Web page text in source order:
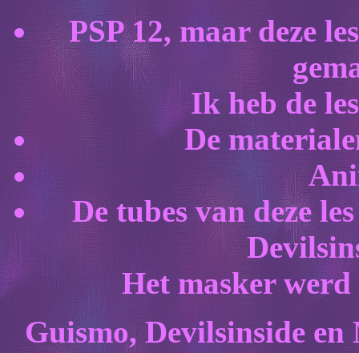
PSP 12, maar deze
Ik heb de
De
De tubes van deze
Het masker
Guismo, Devilsinside